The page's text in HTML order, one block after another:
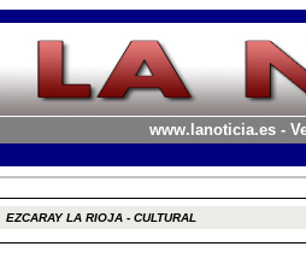
www.lanoticia.es -
EZCARAY LA RIOJA - CULTURAL